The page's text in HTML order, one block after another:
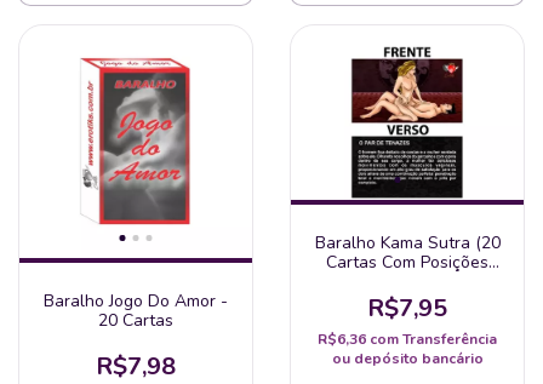
Baralho Jogo Do Amor -
20 Cartas
R$7,98
Baralho Kama Sutra (20
Cartas Com Posições
R$7,95
R$6,36 comTransferência
ou depósito bancário